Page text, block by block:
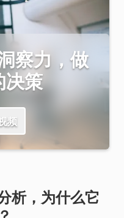
察力，做
决策
频
析，为什么它